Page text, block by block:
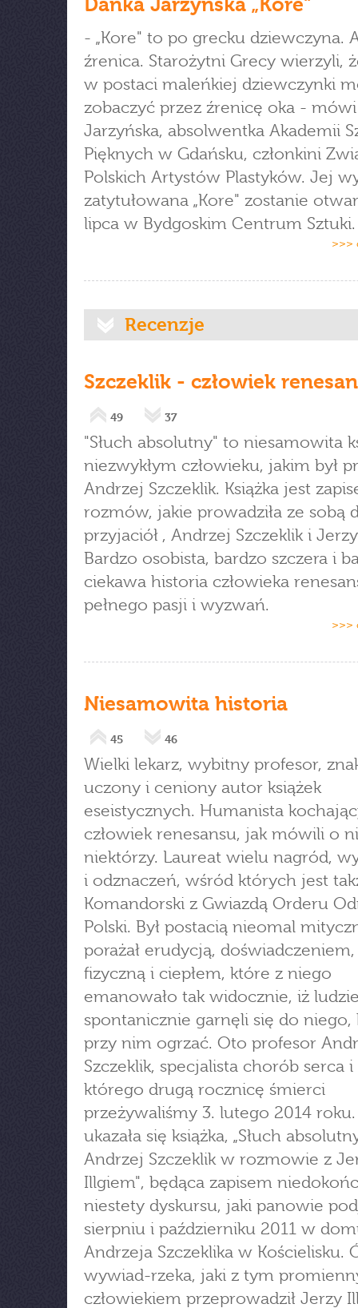
- „Kore" to po grecku dziewczyna.
źrenica. Starożytni Grecy wierzyli,
w postaci maleńkiej dziewczynki
zobaczyć przez źrenicę oka -
Jarzyńska, absolwentka Akademii
Pięknych w Gdańsku, członkini
Polskich Artystów Plastyków. Jej
zatytułowana „Kore" zostanie
lipca w Bydgoskim Centrum Sztuki.
>>>
Recenzje
Szczeklik - człowiek
49 37
"Słuch absolutny" to niesamowita
niezwykłym człowieku, jakim był
Andrzej Szczeklik. Książka jest
rozmów, jakie prowadziła ze sobą
przyjaciół , Andrzej Szczeklik i
Bardzo osobista, bardzo szczera i
ciekawa historia człowieka
pełnego pasji i wyzwań.
>>>
Niesamowita historia
45 46
Wielki lekarz, wybitny profesor,
uczony i ceniony autor książek
eseistycznych. Humanista
człowiek renesansu, jak mówili o
niektórzy. Laureat wielu nagród,
i odznaczeń, wśród których jest
Komandorski z Gwiazdą Orderu
Polski. Był postacią nieomal
porażał erudycją,
fizyczną i ciepłem, które z niego
emanowało tak widocznie, iż
spontanicznie garnęli się do niego,
przy nim ogrzać. Oto profesor
Szczeklik, specjalista chorób serca i
którego drugą rocznicę śmierci
przeżywaliśmy 3. lutego 2014 roku.
ukazała się książka, „Słuch
Andrzej Szczeklik w rozmowie z
Illgiem", będąca zapisem
niestety dyskursu, jaki panowie
sierpniu i październiku 2011 w
Andrzeja Szczeklika w Kościelisku.
wywiad-rzeka, jaki z tym
człowiekiem przeprowadził Jerzy